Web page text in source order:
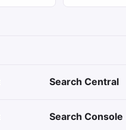
Search Central
Search Console